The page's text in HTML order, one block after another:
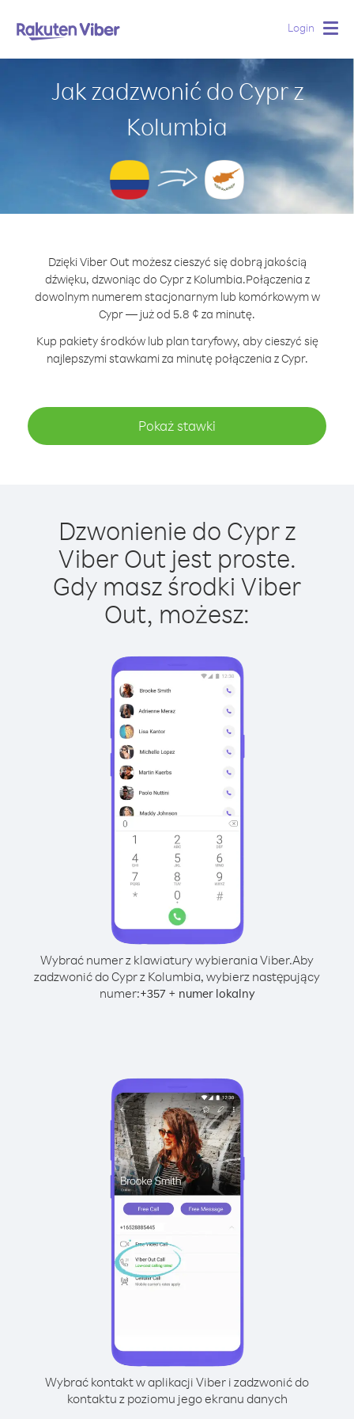
Login
Jak zadzwonić do Cypr z
Kolumbia
Dzięki Viber Out możesz cieszyć się dobrą jakością
dźwięku, dzwoniąc do Cypr z Kolumbia.Połączenia z
dowolnym numerem stacjonarnym lub komórkowym w
Cypr — już od 5.8 ¢ za minutę.
Kup pakiety środków lub plan taryfowy, aby cieszyć się
najlepszymi stawkami za minutę połączenia z Cypr.
Pokaż stawki
Dzwonienie do Cypr z
Viber Out jest proste.
Gdy masz środki Viber
Out, możesz:
Wybrać numer z klawiatury wybierania Viber.Aby
zadzwonić do Cypr z Kolumbia, wybierz następujący
numer:+357+ numer lokalny
Wybrać kontakt w aplikacji Viber i zadzwonić do
kontaktu z poziomu jego ekranu danych